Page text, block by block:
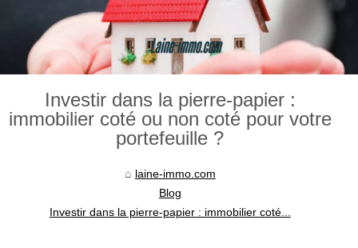
Investir dans la pierre-papier :
immobilier coté ou non coté pour votre
portefeuille ?
laine-immo.com
Blog
Investir dans la pierre-papier : immobilier coté...